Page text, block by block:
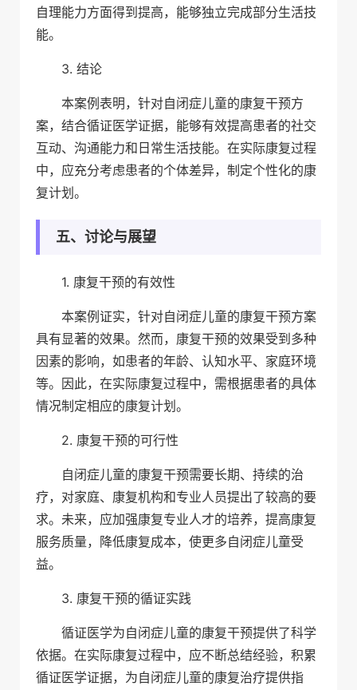
自理能力方面得到提高，能够独立完成部分生活技
能。
3. 结论
本案例表明，针对自闭症儿童的康复干预方
案，结合循证医学证据，能够有效提高患者的社交
互动、沟通能力和日常生活技能。在实际康复过程
中，应充分考虑患者的个体差异，制定个性化的康
复计划。
五、讨论与展望
1. 康复干预的有效性
本案例证实，针对自闭症儿童的康复干预方案
具有显著的效果。然而，康复干预的效果受到多种
因素的影响，如患者的年龄、认知水平、家庭环境
等。因此，在实际康复过程中，需根据患者的具体
情况制定相应的康复计划。
2. 康复干预的可行性
自闭症儿童的康复干预需要长期、持续的治
疗，对家庭、康复机构和专业人员提出了较高的要
求。未来，应加强康复专业人才的培养，提高康复
服务质量，降低康复成本，使更多自闭症儿童受
益。
3. 康复干预的循证实践
循证医学为自闭症儿童的康复干预提供了科学
依据。在实际康复过程中，应不断总结经验，积累
循证医学证据，为自闭症儿童的康复治疗提供指